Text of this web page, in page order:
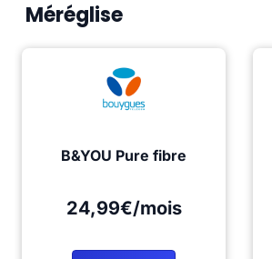
Méréglise
B&YOU Pure fibre
24,99€/mois